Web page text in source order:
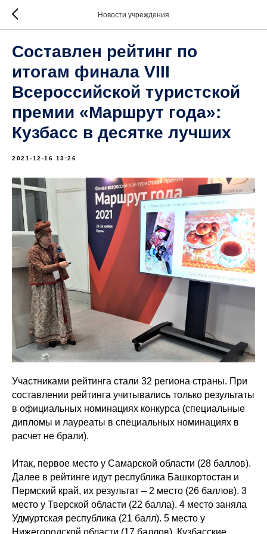
Новости учреждения
Составлен рейтинг по
итогам финала VIII
Всероссийской туристской
премии «Маршрут года»:
Кузбасс в десятке лучших
2021-12-16 13:26
Участниками рейтинга стали 32 региона страны. При
составлении рейтинга учитывались только результаты
в официальных номинациях конкурса (специальные
дипломы и лауреаты в специальных номинациях в
расчет не брали).
Итак, первое место у Самарской области (28 баллов).
Далее в рейтинге идут республика Башкортостан и
Пермский край, их результат – 2 место (26 баллов). 3
место у Тверской области (22 балла). 4 место заняла
Удмуртская республика (21 балл). 5 место у
Нижегородской области (17 баллов). Кузбасские